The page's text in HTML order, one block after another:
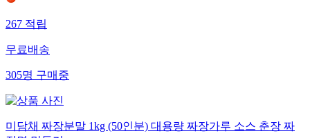
267적립
무료배송
305명구매중
미담채 짜장분말 1kg (50인분) 대용량 짜장가루 소스 춘장 짜